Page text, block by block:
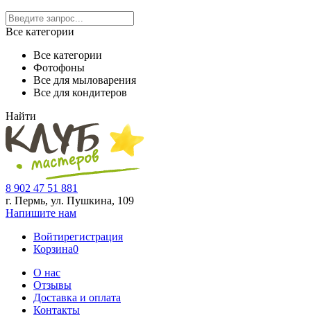
Все категории
Все категории
Фотофоны
Все для мыловарения
Все для кондитеров
Найти
8 902 47 51 881
г. Пермь, ул. Пушкина, 109
Напишите нам
Войтирегистрация
Корзина0
О нас
Отзывы
Доставка и оплата
Контакты